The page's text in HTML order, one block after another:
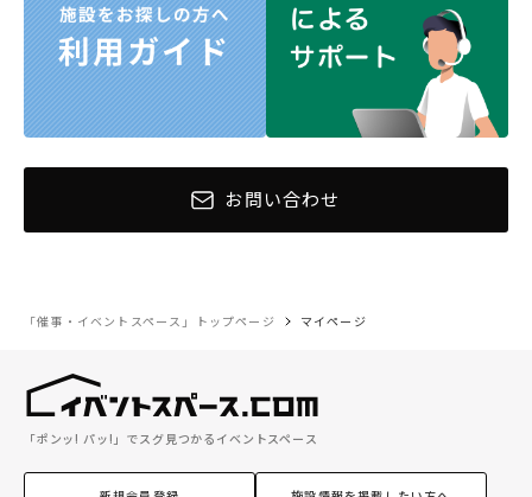
お問い合わせ
「催事・イベントスペース」トップページ マイページ
「ポンッ! パッ!」でスグ見つかるイベントスペース